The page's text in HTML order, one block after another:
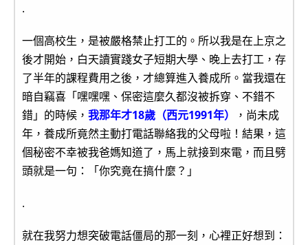
.
一個高校生，是被嚴格禁止打工的。所以我是在上京之
後才開始，白天讀實踐女子短期大學、晚上去打工，存
了半年的課程費用之後，才總算進入養成所。當我還在
暗自竊喜「嘿嘿嘿、保密這麼久都沒被拆穿、不錯不
錯」的時候， 我那年才18歲（西元1991年）
，尚未成
年，養成所竟然主動打電話聯絡我的父母啦！結果，這
個秘密不幸被我爸媽知道了，馬上就接到來電，而且劈
頭就是一句：「你究竟在搞什麼？」
.
就在我努力想突破電話僵局的那一刻，心裡正好想到：